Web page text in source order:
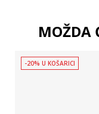
MOŽDA
-20% U KOŠARICI